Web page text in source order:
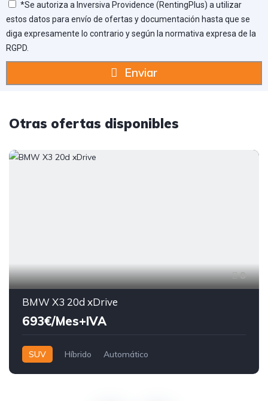
*Se autoriza a Inversiva Providence (RentingPlus) a utilizar
estos datos para envío de ofertas y documentación hasta que se
diga expresamente lo contrario y según la normativa expresa de la
RGPD.
Enviar
Otras ofertas disponibles
8
BMW X3 20d xDrive
693€/Mes+IVA
SUV Híbrido Automático